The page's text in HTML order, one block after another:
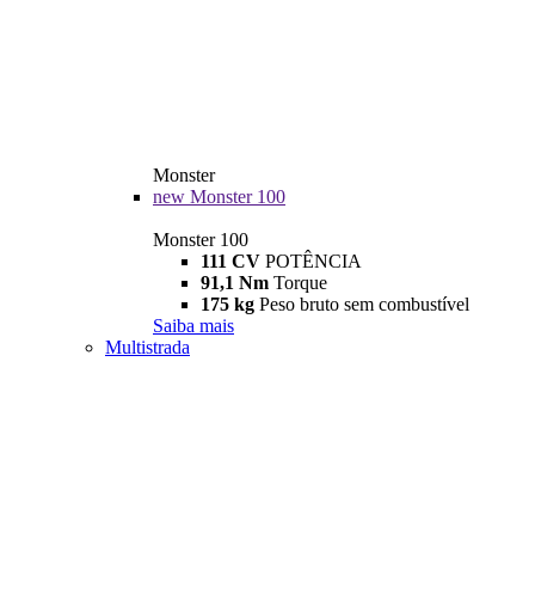
Monster
new Monster 100
Monster 100
111 CV POTÊNCIA
91,1 Nm Torque
175 kg Peso bruto sem combustível
Saiba mais
Multistrada